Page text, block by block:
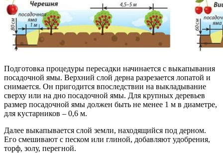
Подготовка процедуры пересадки начинается с выкапывания
посадочной ямы. Верхний слой дерна разрезается лопатой и
снимается. Он пригодится впоследствии на выкладывание
сверху или на дно посадочной ямы. Для крупных деревьев
размер посадочной ямы должен быть не менее 1 м в диаметре,
для кустарников – 0,6 м.
Далее выкапывается слой земли, находящийся под дерном.
Его смешивают с песком или глиной, добавляют удобрения,
торф, золу, перегной.